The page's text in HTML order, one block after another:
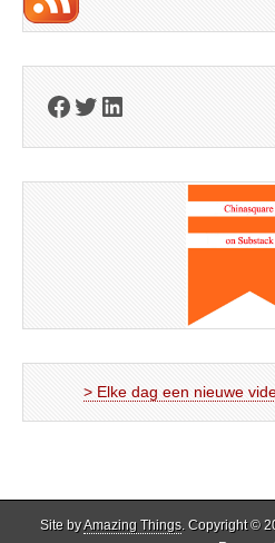
Facebook
Twitter
LinkedIn
> Elke dag een nieuwe
Site byAmazing Things. Copyright ©